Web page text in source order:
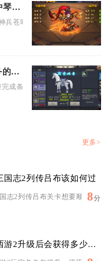
少年三国志2三国志2中琴神兵技能如何使用
兵苍叶绿绮琴与枯桐焦尾琴需
卧虎藏龙手游隐藏任务的完成条件是什么
成条件分为五大核心维度，分
更多>
国志2列传吕布该如何过
志2列传吕布关卡想要顺利通
8分
乱斗西游2升级后会获得多少额外体力